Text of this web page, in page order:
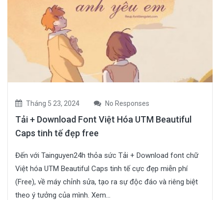
Tháng 5 23, 2024 No Responses
Tải + Download Font Việt Hóa UTM Beautiful
Caps tinh tế đẹp free
Đến với Tainguyen24h thỏa sức Tải + Download font chữ
Việt hóa UTM Beautiful Caps tinh tế cực đẹp miễn phí
(Free), về máy chỉnh sửa, tạo ra sự độc đáo và riêng biệt
theo ý tưởng của mình. Xem...